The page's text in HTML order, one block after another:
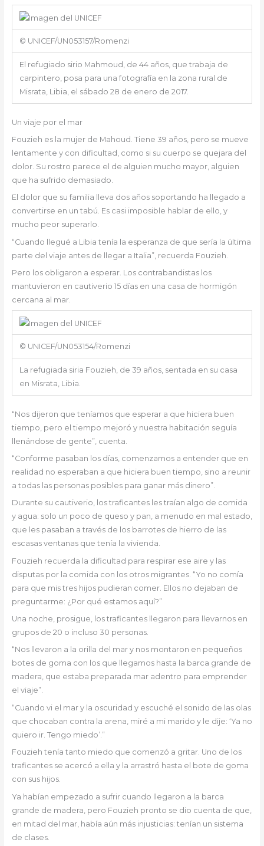
© UNICEF/UN053157/Romenzi
El refugiado sirio Mahmoud, de 44 años, que trabaja de
carpintero, posa para una fotografía en la zona rural de
Misrata, Libia, el sábado 28 de enero de 2017.
Un viaje por el mar
Fouzieh es la mujer de Mahoud. Tiene 39 años, pero se mueve
lentamente y con dificultad, como si su cuerpo se quejara del
dolor. Su rostro parece el de alguien mucho mayor, alguien
que ha sufrido demasiado.
El dolor que su familia lleva dos años soportando ha llegado a
convertirse en un tabú. Es casi imposible hablar de ello, y
mucho peor superarlo.
“Cuando llegué a Libia tenía la esperanza de que sería la última
parte del viaje antes de llegar a Italia”, recuerda Fouzieh.
Pero los obligaron a esperar. Los contrabandistas los
mantuvieron en cautiverio 15 días en una casa de hormigón
cercana al mar.
© UNICEF/UN053154/Romenzi
La refugiada siria Fouzieh, de 39 años, sentada en su casa
en Misrata, Libia.
“Nos dijeron que teníamos que esperar a que hiciera buen
tiempo, pero el tiempo mejoró y nuestra habitación seguía
llenándose de gente”, cuenta.
“Conforme pasaban los días, comenzamos a entender que en
realidad no esperaban a que hiciera buen tiempo, sino a reunir
a todas las personas posibles para ganar más dinero”.
Durante su cautiverio, los traficantes les traían algo de comida
y agua: solo un poco de queso y pan, a menudo en mal estado,
que les pasaban a través de los barrotes de hierro de las
escasas ventanas que tenía la vivienda.
Fouzieh recuerda la dificultad para respirar ese aire y las
disputas por la comida con los otros migrantes. “Yo no comía
para que mis tres hijos pudieran comer. Ellos no dejaban de
preguntarme: ¿Por qué estamos aquí?”
Una noche, prosigue, los traficantes llegaron para llevarnos en
grupos de 20 o incluso 30 personas.
“Nos llevaron a la orilla del mar y nos montaron en pequeños
botes de goma con los que llegamos hasta la barca grande de
madera, que estaba preparada mar adentro para emprender
el viaje”.
“Cuando vi el mar y la oscuridad y escuché el sonido de las olas
que chocaban contra la arena, miré a mi marido y le dije: ‘Ya no
quiero ir. Tengo miedo’.”
Fouzieh tenía tanto miedo que comenzó a gritar. Uno de los
traficantes se acercó a ella y la arrastró hasta el bote de goma
con sus hijos.
Ya habían empezado a sufrir cuando llegaron a la barca
grande de madera, pero Fouzieh pronto se dio cuenta de que,
en mitad del mar, había aún más injusticias: tenían un sistema
de clases.